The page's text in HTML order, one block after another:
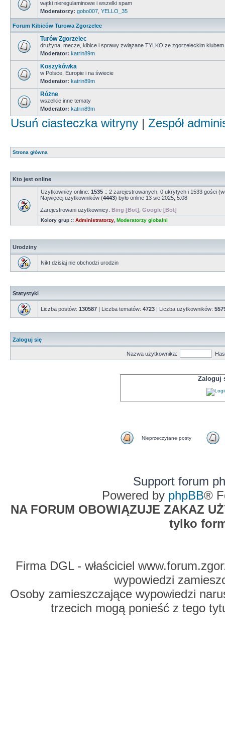
wątki nieregulaminowe i wszelki spam
Moderatorzy: gobo007 YELLO_35
Forum Kibiców Turowa Zgorzelec
Turów Zgorzelec
drużyna, mecze, kibice i sprawy związane TYLKO ze zgorzeleckim klubem
Moderator: katrin89m
Koszykówka
w Polsce, Europie i na świecie
Moderator: katrin89m
Różne
wszelkie inne tematy
Moderator: katrin89m
Usuń ciasteczka witryny | Zespół
Strona główna
Kto jest online
Użytkownicy online: 1535 :: 2 zarejestrowanych, 0 ukrytych i 1533 gości
Najwięcej użytkowników (4443) było online 13 sie 2025, 5:08
Zarejestrowani użytkownicy: Bing [Bot] Google [Bot]
Kolory grup :: Administratorzy, Moderatorzy globalni
Urodziny
Nikt dzisiaj nie obchodzi urodzin
Statystyki
Liczba postów: 130587 | Liczba tematów: 4723 | Liczba użytkowników:
Zaloguj się
Nazwa użytkownika:
Zaloguj
Nieprzeczytane posty
Support forum
Powered by phpBB®
NA FORUM OBOWIĄZUJE ZAKAZ
tylko
Firma DGL - właściciel
wypowiedzi
Osoby zamieszczające wypowiedzi
trzecich mogą ponieść z tego